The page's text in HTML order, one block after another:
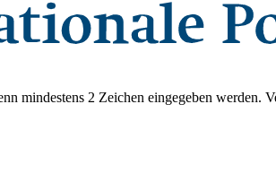
mindestens 2 Zeichen eingegeben werden.